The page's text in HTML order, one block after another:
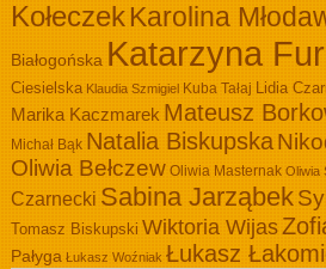
KołeczekKarolina
Białogońska Katarzyna
Ciesielska Klaudia Szmigiel Kuba Tałaj Lidia
Marika Kaczmarek Mateusz
Michał Bąk Natalia Biskupska
Oliwia Bełczew Oliwia Masternak Oliwia
Czarnecki Sabina Jarząbek
Tomasz Biskupski Wiktoria Wijas
Pałyga Łukasz Woźniak Łukasz